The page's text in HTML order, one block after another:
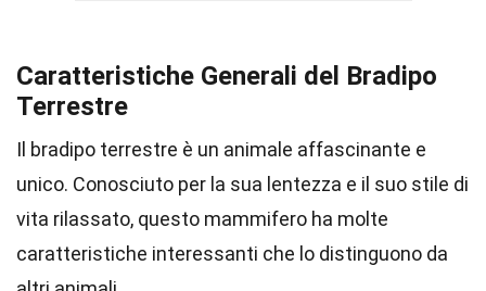
Caratteristiche Generali del Bradipo
Terrestre
Il bradipo terrestre è un animale affascinante e
unico. Conosciuto per la sua lentezza e il suo stile di
vita rilassato, questo mammifero ha molte
caratteristiche interessanti che lo distinguono da